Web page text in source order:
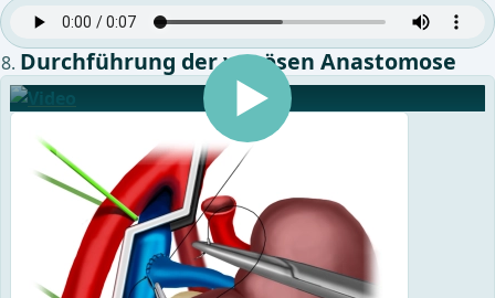
Durchführung der venösen Anastomose